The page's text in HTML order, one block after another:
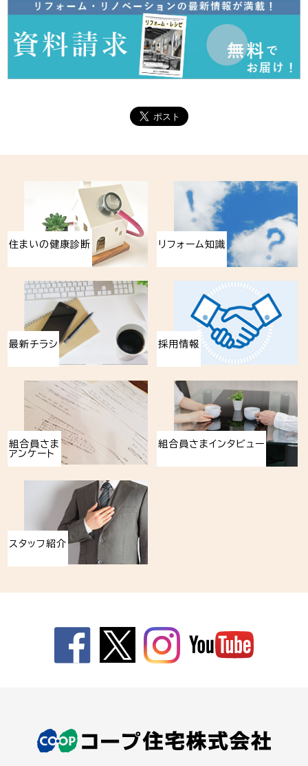
住まいの健康診断 リフォーム知識
最新チラシ 採用情報
組合員さま
アンケート
組合員さまインタビュー
スタッフ紹介